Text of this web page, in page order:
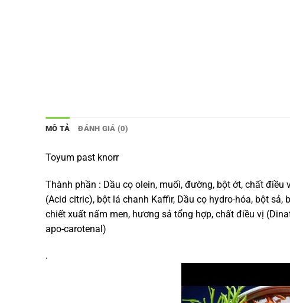
MÔ TẢ ĐÁNH GIÁ (0)
Toyum past knorr
Thành phần : Dầu cọ olein, muối, đường, bột ớt, chất
(Acid citric), bột lá chanh Kaffir, Dầu cọ hydro-hóa, bột
chiết xuất nấm men, hương sả tổng hợp, chất điều vị
apo-carotenal)
.